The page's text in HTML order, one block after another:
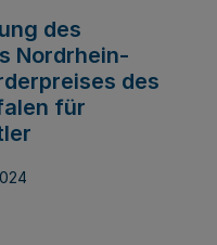
des
Nordrhein-
des
für